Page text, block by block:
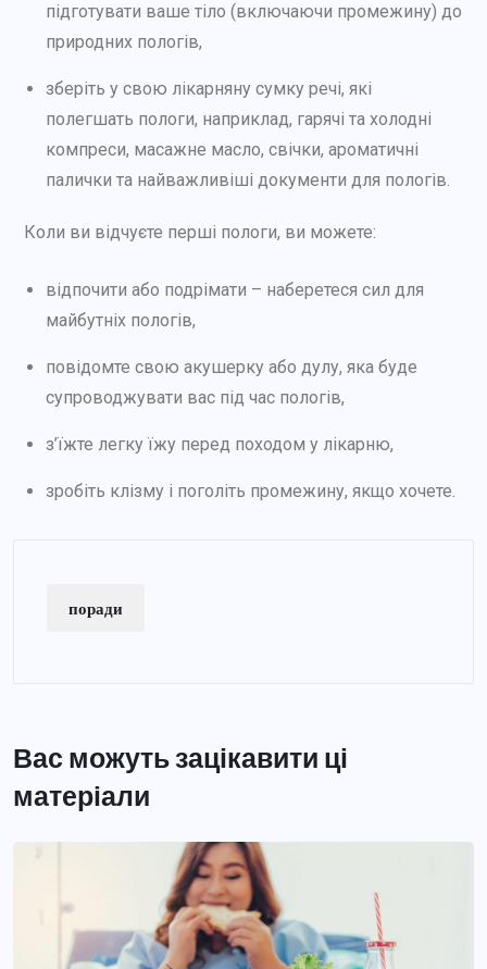
підготувати ваше тіло (включаючи промежину) до
природних пологів,
зберіть у свою лікарняну сумку речі, які
полегшать пологи, наприклад, гарячі та холодні
компреси, масажне масло, свічки, ароматичні
палички та найважливіші документи для пологів.
Коли ви відчуєте перші пологи, ви можете:
відпочити або подрімати – наберетеся сил для
майбутніх пологів,
повідомте свою акушерку або дулу, яка буде
супроводжувати вас під час пологів,
з’їжте легку їжу перед походом у лікарню,
зробіть клізму і поголіть промежину, якщо хочете.
поради
Вас можуть зацікавити ці
матеріали